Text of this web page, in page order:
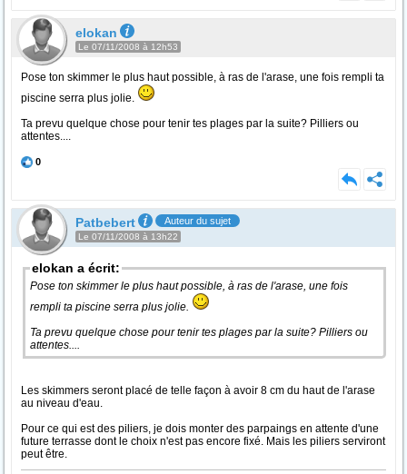
elokan
Le 07/11/2008 à 12h53
Pose ton skimmer le plus haut possible, à ras de l'arase, une fois rempli ta
piscine serra plus jolie.
Ta prevu quelque chose pour tenir tes plages par la suite? Pilliers ou
attentes....
0
Patbebert Auteur du sujet
Le 07/11/2008 à 13h22
elokan a écrit:
Pose ton skimmer le plus haut possible, à ras de l'arase, une fois
rempli ta piscine serra plus jolie.
Ta prevu quelque chose pour tenir tes plages par la suite? Pilliers ou
attentes....
Les skimmers seront placé de telle façon à avoir 8 cm du haut de l'arase
au niveau d'eau.
Pour ce qui est des piliers, je dois monter des parpaings en attente d'une
future terrasse dont le choix n'est pas encore fixé. Mais les piliers serviront
peut être.